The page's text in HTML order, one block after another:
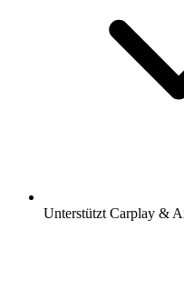
Unterstützt Carplay &